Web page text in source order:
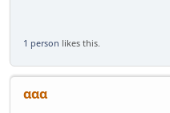
1 person likes this.
ααα